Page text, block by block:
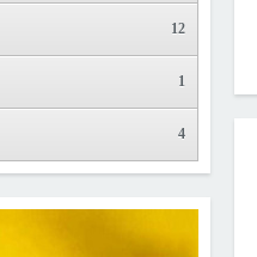
12
1
4